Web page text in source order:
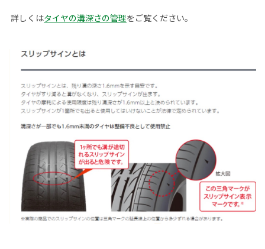
詳しくはタイヤの溝深さの管理をご覧ください。